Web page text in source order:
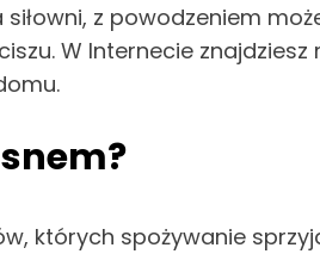
z powodzeniem
W Internecie
których spożywanie